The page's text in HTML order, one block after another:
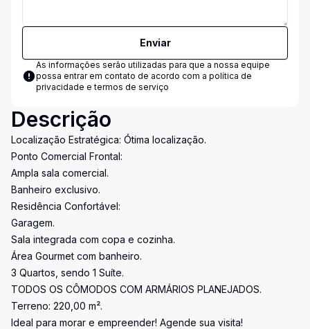
Enviar
As informações serão utilizadas para que a nossa equipe
possa entrar em contato de acordo com a política de
privacidade e termos de serviço
Descrição
Localização Estratégica: Ótima localização.
Ponto Comercial Frontal:
Ampla sala comercial.
Banheiro exclusivo.
Residência Confortável:
Garagem.
Sala integrada com copa e cozinha.
Área Gourmet com banheiro.
3 Quartos, sendo 1 Suíte.
TODOS OS CÔMODOS COM ARMÁRIOS PLANEJADOS.
Terreno: 220,00 m².
Ideal para morar e empreender! Agende sua visita!